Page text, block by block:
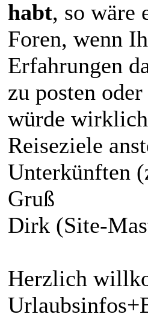
habt, so wäre
Foren, wenn
Erfahrungen
zu posten
würde
Reiseziele
Unterkünften
Gruß
Dirk (Site-
Herzlich